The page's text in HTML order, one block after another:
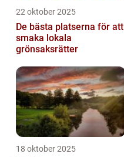
22 oktober 2025
De bästa platserna för att
smaka lokala
grönsaksrätter
18 oktober 2025